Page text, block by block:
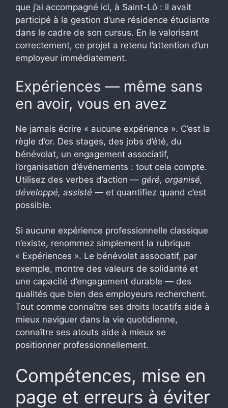
que j’ai accompagné ici, à Saint-Lô : il avait
participé à la gestion d’une résidence étudiante
dans le cadre de son cursus. En le valorisant
correctement, ce projet a retenu l’attention d’un
employeur immédiatement.
Expériences — même sans
en avoir, vous en avez
Ne jamais écrire « aucune expérience ». C’est la
règle d’or. Des stages, des jobs d’été, du
bénévolat, un engagement associatif,
l’organisation d’événements : tout cela compte.
Utilisez des verbes d’action — géré, organisé,
développé, assisté — et quantifiez quand c’est
possible.
Si aucune expérience professionnelle classique
n’existe, renommez simplement la rubrique
« Expériences ». Le bénévolat associatif, par
exemple, montre des valeurs de solidarité et
une capacité d’engagement durable — des
qualités que bien des employeurs recherchent.
Tout comme connaître ses droits locatifs aide à
mieux naviguer dans la vie quotidienne,
connaître ses atouts aide à mieux se
positionner professionnellement.
Compétences, mise en
page et erreurs à éviter